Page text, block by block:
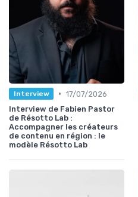
Interview • 17/07/2026
Interview de Fabien Pastor
de Résotto Lab :
Accompagner les créateurs
de contenu en région : le
modèle Résotto Lab